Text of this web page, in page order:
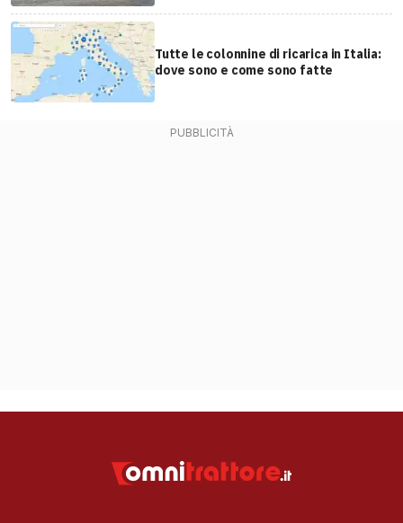
Tutte le colonnine di ricarica in Italia:
dove sono e come sono fatte